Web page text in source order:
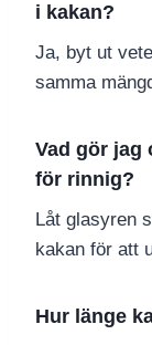
i kakan?
Ja, byt ut
samma
Vad gör jag
för rinnig?
Låt glasyren
kakan för att
Hur länge